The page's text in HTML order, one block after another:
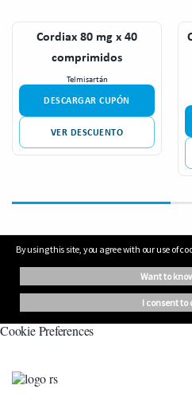
Cordiax 80 mg x 40
comprimidos
Telmisartán
DESCARGAR CUPÓN
VER DESCUENTO
By using this site, you agree with our use of
want to
i consent to
Cookie Preferences